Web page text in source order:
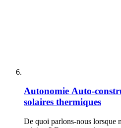
Autonomie Auto-
solaires thermiques
De quoi parlons-nous lorsque